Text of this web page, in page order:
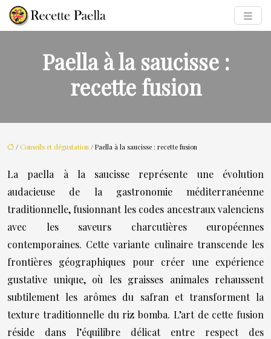
Paella à la saucisse :
recette fusion
/ Conseils et dégustation / Paella à la saucisse : recette fusion
La paella à la saucisse représente une évolution
audacieuse de la gastronomie méditerranéenne
traditionnelle, fusionnant les codes ancestraux valenciens
avec les saveurs charcutières européennes
contemporaines. Cette variante culinaire transcende les
frontières géographiques pour créer une expérience
gustative unique, où les graisses animales rehaussent
subtilement les arômes du safran et transforment la
texture traditionnelle du riz bomba. L’art de cette fusion
réside dans l’équilibre délicat entre respect des